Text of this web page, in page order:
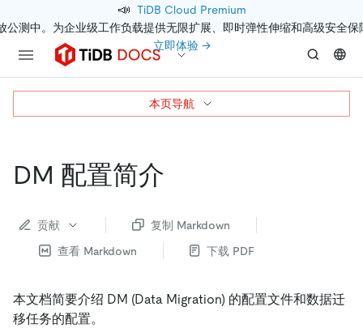
📣 TiDB Cloud Premium
公测中。为企业级工作负载提供无限扩展、即时弹性伸缩和高级安全保
立即体验 →
DM 配置简介
贡献
复制 Markdown
查看 Markdown
下载 PDF
本文档简要介绍 DM (Data Migration) 的配置文件和数据迁
移任务的配置。
本页导航